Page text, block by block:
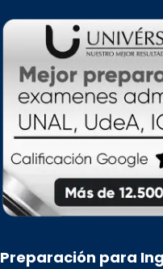
Preparación para